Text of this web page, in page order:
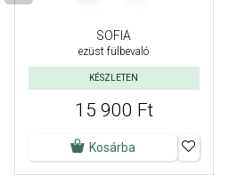
SOFIA
ezüst fülbevaló
KÉSZLETEN
15 900 Ft
Kosárba